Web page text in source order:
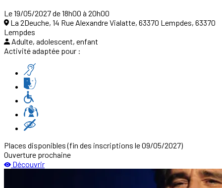
Le 19/05/2027 de 18h00 à 20h00
La 2Deuche, 14 Rue Alexandre Vialatte, 63370 Lempdes, 63370
Lempdes
Adulte, adolescent, enfant
Activité adaptée pour :
Places disponibles(fin des inscriptions le 09/05/2027)
Ouverture prochaine
Découvrir